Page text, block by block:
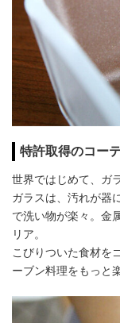
特許取得のコー
世界ではじめて、ガ
ガラスは、汚れが器
で洗い物が楽々。金
リア。
こびりついた食材を
ーブン料理をもっと